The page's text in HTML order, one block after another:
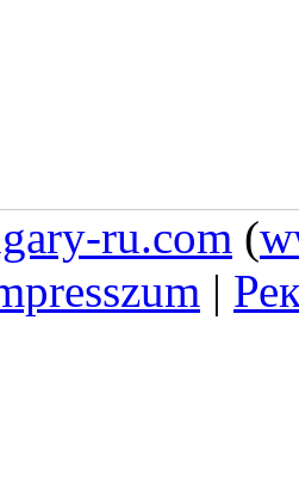
ru.com (
|